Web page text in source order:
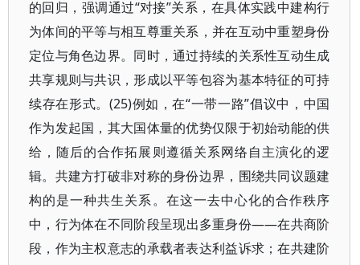
的回归，强调通过“对接”关系，在具体实践中建构行
为体间的平等与相互尊重关系，并在互动中重塑身份
定位与角色边界。同时，通过持续的关系性互动生成
共享规则与共识，形成以平等包容为基本特征的可持
续存在形式。(25)例如，在“一带一路”倡议中，中国
作为发起国，其大国体量的优势仅限于初始动能的供
给，随后的合作拓展则遵循关系网络自主演化的逻
辑。共建方打破非对称的身份边界，围绕共同议题建
构的是一种共生关系。在这一去中心化的合作秩序
中，行为体在不同阶段呈现出多重身份——在共商阶
段，作为主权意志的承载者表达利益诉求；在共建阶